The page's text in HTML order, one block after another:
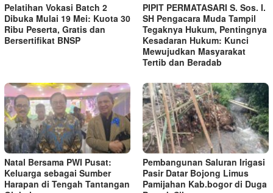
Pelatihan Vokasi Batch 2
Dibuka Mulai 19 Mei: Kuota 30
Ribu Peserta, Gratis dan
Bersertifikat BNSP
PIPIT PERMATASARI S. Sos. I.
SH Pengacara Muda Tampil
Tegaknya Hukum, Pentingnya
Kesadaran Hukum: Kunci
Mewujudkan Masyarakat
Tertib dan Beradab
Natal Bersama PWI Pusat:
Keluarga sebagai Sumber
Harapan di Tengah Tantangan
Pembangunan Saluran Irigasi
Pasir Datar Bojong Limus
Pamijahan Kab.bogor di Duga